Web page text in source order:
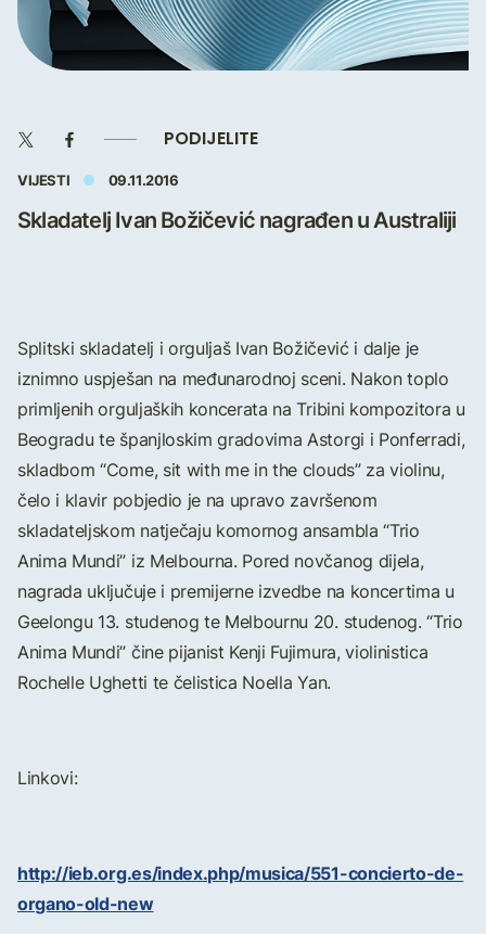
PODIJELITE
VIJESTI 09.11.2016
Skladatelj Ivan Božičević nagrađen u Australiji
Splitski skladatelj i orguljaš Ivan Božičević i dalje je
iznimno uspješan na međunarodnoj sceni. Nakon toplo
primljenih orguljaških koncerata na Tribini kompozitora u
Beogradu te španjloskim gradovima Astorgi i Ponferradi,
skladbom “Come, sit with me in the clouds” za violinu,
čelo i klavir pobjedio je na upravo završenom
skladateljskom natječaju komornog ansambla “Trio
Anima Mundi” iz Melbourna. Pored novčanog dijela,
nagrada uključuje i premijerne izvedbe na koncertima u
Geelongu 13. studenog te Melbournu 20. studenog. “Trio
Anima Mundi” čine pijanist Kenji Fujimura, violinistica
Rochelle Ughetti te čelistica Noella Yan.
Linkovi:
http://ieb.org.es/index.php/musica/551-concierto-de-
organo-old-new